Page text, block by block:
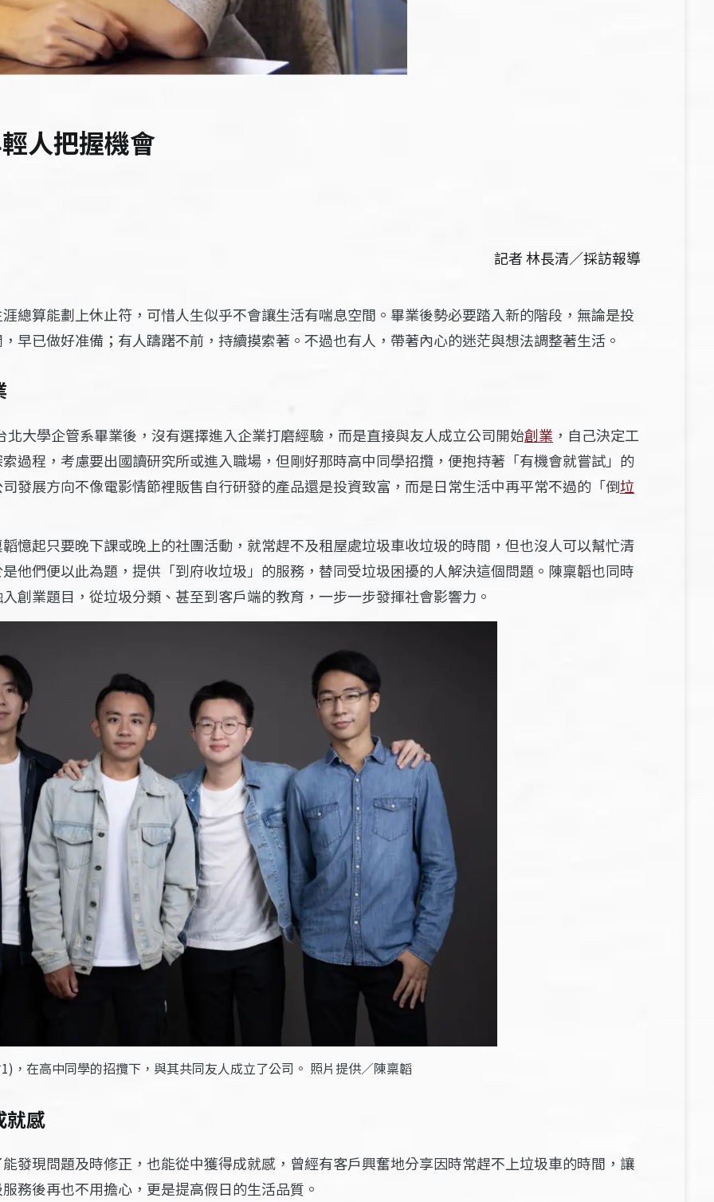
人把握機會
記者 林長清／採訪報導
總算能劃上休止符，可惜人生似乎不會讓生活有喘息空間。畢業後勢必要踏入新的階段，無論是投
早已做好准備；有人躊躇不前，持續摸索著。不過也有人，帶著內心的迷茫與想法調整著生活。
北大學企管系畢業後，沒有選擇進入企業打磨經驗，而是直接與友人成立公司開始創業 ，自己決定工
過程，考慮要出國讀研究所或進入職場，但剛好那時高中同學招攬，便抱持著「有機會就嘗試」的
發展方向不像電影情節裡販售自行研發的產品還是投資致富，而是日常生活中再平常不過的「倒垃
憶起只要晚下課或晚上的社團活動，就常趕不及租屋處垃圾車收垃圾的時間，但也沒人可以幫忙清
他們便以此為題，提供「到府收垃圾」的服務，替同受垃圾困擾的人解決這個問題。陳稟韜也同時
創業題目，從垃圾分類、甚至到客戶端的教育，一步一步發揮社會影響力。
，在高中同學的招攬下，與其共同友人成立了公司。 照片提供／陳稟韜
就感
發現問題及時修正，也能從中獲得成就感，曾經有客戶興奮地分享因時常趕不上垃圾車的時間，讓
務後再也不用擔心，更是提高假日的生活品質。